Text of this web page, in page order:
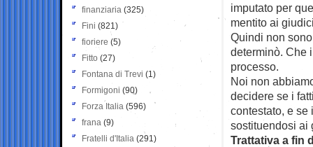
imputato per
mentito ai
Quindi non
determinò. Che
processo.
Noi non
decidere se i
contestato, e
sostituendosi ai
Trattativa a fin
finanziaria (325)
Fini (821)
fioriere (5)
Fitto (27)
Fontana di Trevi (1)
Formigoni (90)
Forza Italia (596)
frana (9)
Fratelli d'Italia (291)